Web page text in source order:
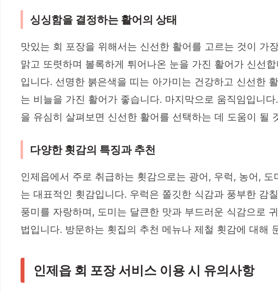
싱싱함을 결정하는 활어의 상태
맛있는 회 포장을 위해서는 신선한 활어를 고르는 것이 가
맑고 또렷하며 볼록하게 튀어나온 눈을 가진 활어가 신선
입니다. 선명한 붉은색을 띠는 아가미는 건강하고 신선한
는 비늘을 가진 활어가 좋습니다. 마지막으로 움직임입니
을 유심히 살펴보면 신선한 활어를 선택하는 데 도움이 될
다양한 횟감의 특징과 추천
인제읍에서 주로 취급하는 횟감으로는 광어, 우럭, 농어,
는 대표적인 횟감입니다. 우럭은 쫄깃한 식감과 풍부한 감
풍미를 자랑하며, 도미는 달큰한 맛과 부드러운 식감으로
법입니다. 방문하는 횟집의 추천 메뉴나 제철 횟감에 대해
인제읍 회 포장 서비스 이용 시 유의사항